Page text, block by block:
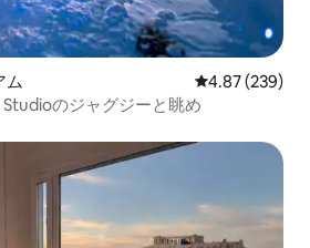
ム レビュー239
4.87 (239)
のジャグジーと眺め
スです。